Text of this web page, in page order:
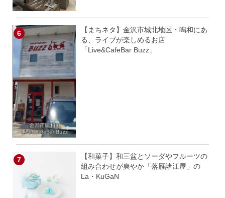
【まちネタ】金沢市城北地区・鳴和にあ
る、ライブが楽しめるお店
「Live&CafeBar Buzz」
【和菓子】和三盆とソーダやフルーツの
組み合わせが爽やか「落雁諸江屋」の
La・KuGaN